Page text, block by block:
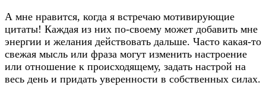
А мне нравится, когда я встречаю мотивирующие
цитаты! Каждая из них по-своему может добавить мне
энергии и желания действовать дальше. Часто какая-то
свежая мысль или фраза могут изменить настроение
или отношение к происходящему, задать настрой на
весь день и придать уверенности в собственных силах.